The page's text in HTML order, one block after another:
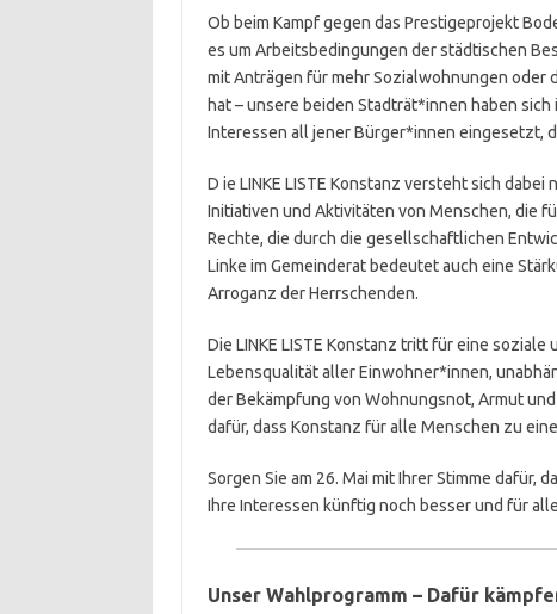
Ob beim Kampf gegen das Prestigeprojekt
es um Arbeitsbedingungen der städtischen
mit Anträgen für mehr Sozialwohnungen oder
hat – unsere beiden Stadträt*innen haben
Interessen all jener Bürger*innen eingesetzt,
D ie LINKE LISTE Konstanz versteht sich
Initiativen und Aktivitäten von Menschen, die
Rechte, die durch die gesellschaftlichen
Linke im Gemeinderat bedeutet auch eine
Arroganz der Herrschenden.
Die LINKE LISTE Konstanz tritt für eine
Lebensqualität aller Einwohner*innen,
der Bekämpfung von Wohnungsnot, Armut
dafür, dass Konstanz für alle Menschen zu
Sorgen Sie am 26. Mai mit Ihrer Stimme dafür,
Ihre Interessen künftig noch besser und für
Unser Wahlprogramm – Dafür